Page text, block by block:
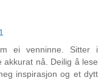
ei venninne. Sitter i
akkurat nå. Deilig å lese
inspirasjon og et dytt